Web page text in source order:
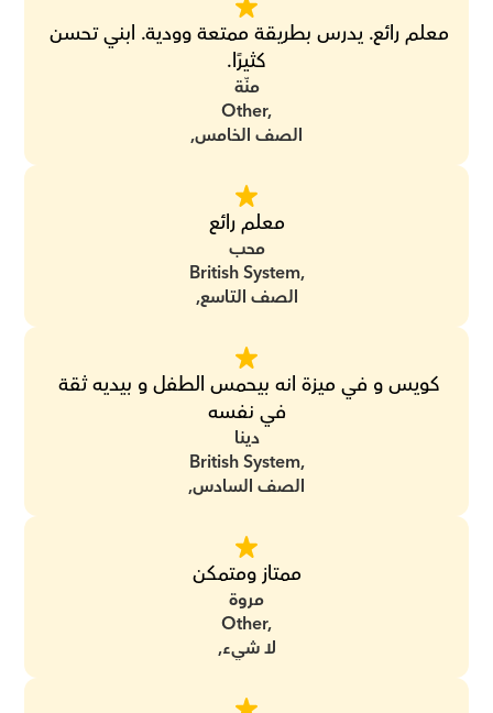
في نفسه
دينا
الصف السادس,
British System,
ممتاز ومتمكن
مروة
لا شيء,
Other,
كثيرًا.
منّة
الصف الخامس,
Other,
معلم رائع
محب
الصف التاسع,
British System,